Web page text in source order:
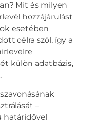
Mit és milyen
hozzájárulást
esetében
célra szól, így a
külön adatbázis,
–
határidővel